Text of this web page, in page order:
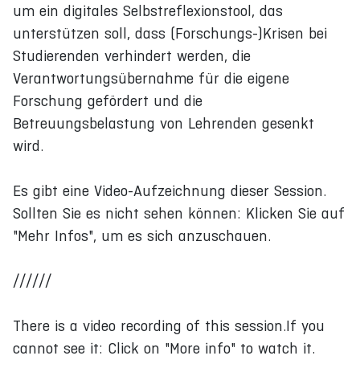
um ein digitales Selbstreflexionstool, das
unterstützen soll, dass (Forschungs-)Krisen bei
Studierenden verhindert werden, die
Verantwortungsübernahme für die eigene
Forschung gefördert und die
Betreuungsbelastung von Lehrenden gesenkt
wird.
Es gibt eine Video-Aufzeichnung dieser Session.
Sollten Sie es nicht sehen können: Klicken Sie auf
"Mehr Infos", um es sich anzuschauen.
//////
There is a video recording of this session.If you
cannot see it: Click on "More info" to watch it.